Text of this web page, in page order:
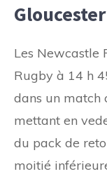
Les Newcastle
Rugby à 14 h
dans un match
mettant en
du pack de
moitié